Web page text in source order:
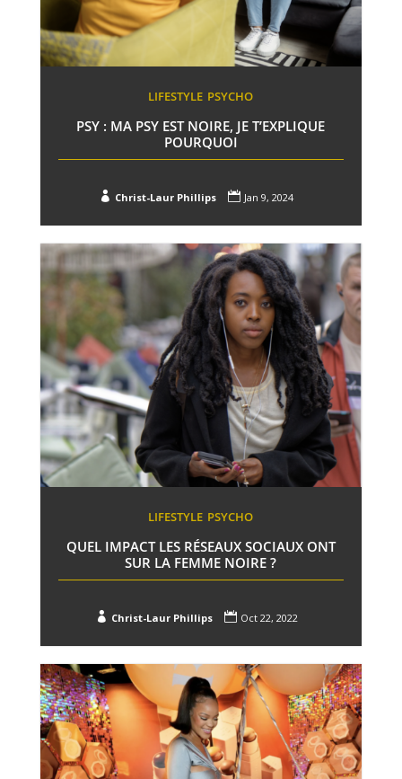
LIFESTYLE PSYCHO
PSY : MA PSY EST NOIRE, JE T’EXPLIQUE
POURQUOI
 Christ-Laur Phillips  Jan 9, 2024
LIFESTYLE PSYCHO
QUEL IMPACT LES RÉSEAUX SOCIAUX ONT
SUR LA FEMME NOIRE ?
 Christ-Laur Phillips  Oct 22, 2022